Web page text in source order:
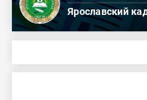
Ярославский